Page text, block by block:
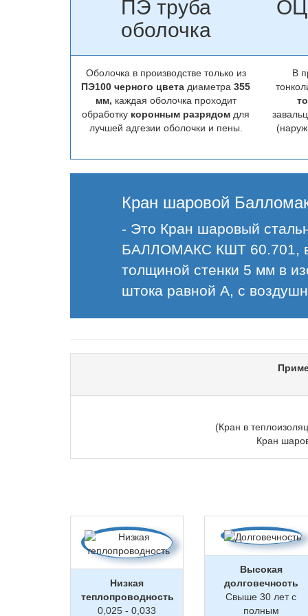
ПЭ труба
оболочка
Оболочка в производстве только из
ПЭ100 черного цвета диаметра355
мм, каждая оболочка проходит
обработку коронным разрядом для
лучшей адгезии оболочки и пены.
В
Кран шаровой
- Это Кран шаровый
БАЛЛОМАКС КШТ 60.701, в
толщиной стенки 5 мм в
штока равной А, с
(Кран в
Кран
Низкая
теплопроводность
0,025 - 0,033
Высокая
долговечность
Свыше 30 лет с
полным